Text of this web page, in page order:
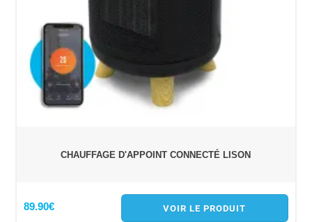
CHAUFFAGE D'APPOINT CONNECTÉ LISON
89.90€ VOIR LE PRODUIT